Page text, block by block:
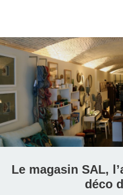
Le magasin SAL,
déco